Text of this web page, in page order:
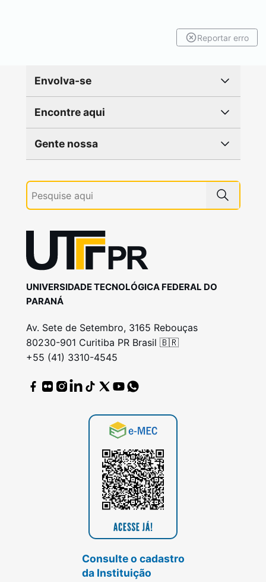
Reportar erro
Envolva-se
Encontre aqui
Gente nossa
UNIVERSIDADE TECNOLÓGICA FEDERAL DO
PARANÁ
Av. Sete de Setembro, 3165 Rebouças
80230-901 Curitiba PR Brasil 🇧🇷
+55 (41) 3310-4545
Consulte o cadastro
da Instituição